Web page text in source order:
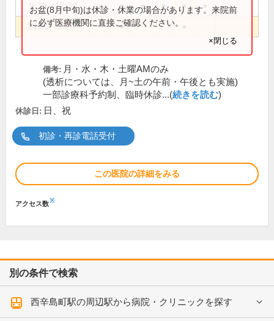
9:30～12:30 ● ● ● ● ●
14:00～16:00 ●
お盆(8月中旬)は休診・休業の場合があります。来院前
に必ず医療機関に直接ご確認ください。
×閉じる
備考: 月・水・木・土曜AMのみ
(透析については、月~土の午前・午後とも実施)
一部診療科予約制、臨時休診...(続きを読む)
休診日: 日、祝
初診・再診電話受付
この医院の詳細をみる
アクセス数※
別の条件で検索
西辛島町駅の周辺駅から病院・クリニックを探す